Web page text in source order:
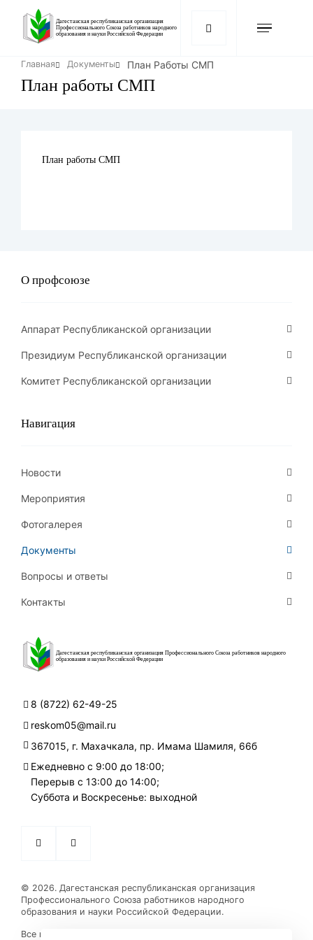
Перейти
основному
Дагестанская республиканская организация
Профессионального Союза работников народного
образования и науки Российской Федерации
Строка
навигации
Главная Документы План Работы СМП
План работы СМП
План работы СМП
Дагестанская республиканская организация Профессионального Союза работников народного
образования и науки Российской Федерации
8 (8722) 62-49-25
reskom05@mail.ru
367015, г. Махачкала, пр. Имама Шамиля, 66б
Ежедневно с 9:00 до 18:00;
Перерыв с 13:00 до 14:00;
Суббота и Воскресенье: выходной
О профсоюзе
Аппарат Республиканской организации
Президиум Республиканской организации
Комитет Республиканской организации
Навигация
Новости
Мероприятия
Фотогалерея
Документы
Вопросы и ответы
Контакты
© 2026. Дагестанская республиканская организация
Профессионального Союза работников народного
образования и науки Российской Федерации.
Все права на опубликованные на сайте материалы